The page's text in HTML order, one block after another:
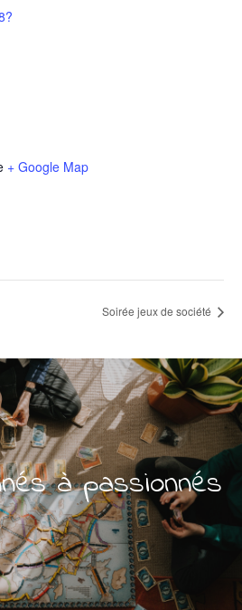
+ Google Map
Soirée jeux de société
à passionnés